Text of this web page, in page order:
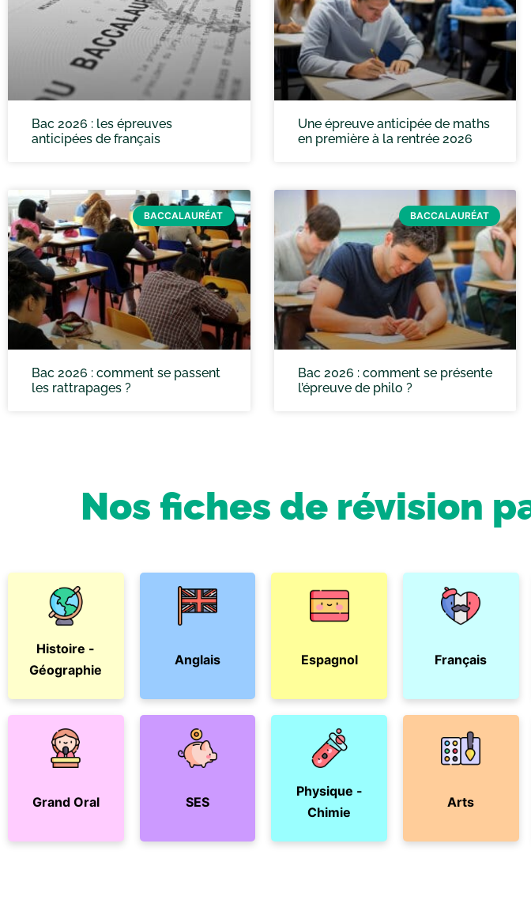
Bac 2026 : les épreuves
anticipées de français
Une épreuve anticipée de maths
en première à la rentrée 2026
BACCALAURÉAT
Bac 2026 : comment se passent
les rattrapages ?
BACCALAURÉAT
Bac 2026 : comment se présente
l’épreuve de philo ?
Nos fiches de révision
Histoire -
Géographie
Anglais Espagnol Français
Grand Oral SES
Physique -
Chimie
Arts